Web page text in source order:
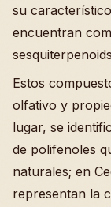
su
encuentran
Estos
olfativo y
lugar, se
de polifenoles
naturales; en
representan la